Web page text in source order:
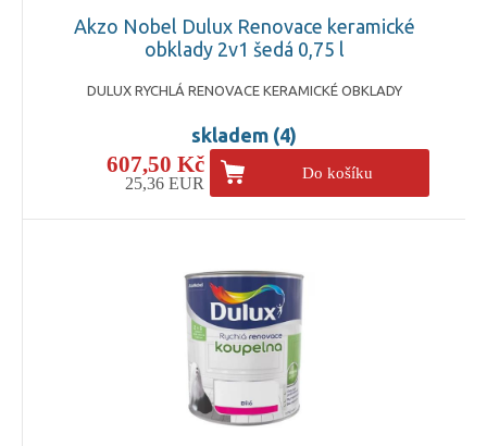
Akzo Nobel Dulux Renovace keramické
obklady 2v1 šedá 0,75 l
DULUX RYCHLÁ RENOVACE KERAMICKÉ OBKLADY
skladem (4)
607,50 Kč
25,36 EUR
Do košíku